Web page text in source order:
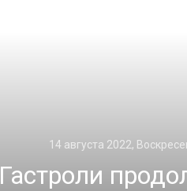
14 августа 2022,
Гастроли